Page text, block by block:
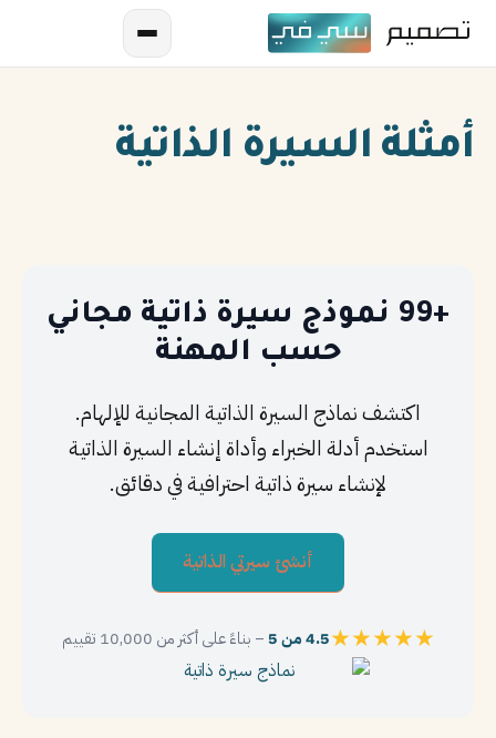
IN
TL
أمثلة السيرة الذاتية
+99 نموذج سيرة ذاتية مجاني
حسب المهنة
اكتشف نماذج السيرة الذاتية المجانية للإلهام.
استخدم أدلة الخبراء وأداة إنشاء السيرة الذاتية
لإنشاء سيرة ذاتية احترافية في دقائق.
أنشئ سيرتي الذاتية
★
★
★
★
★4.5 من 5 – بناءً على أكثر من 10,000 تقييم